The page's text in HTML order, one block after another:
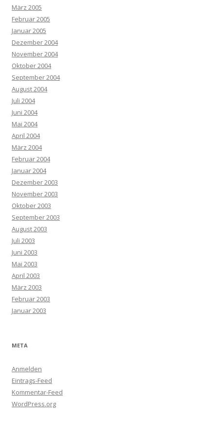
März 2005
Februar 2005
Januar 2005
Dezember 2004
November 2004
Oktober 2004
September 2004
August 2004
Juli 2004
Juni 2004
Mai 2004
April 2004
März 2004
Februar 2004
Januar 2004
Dezember 2003
November 2003
Oktober 2003
September 2003
August 2003
Juli 2003
Juni 2003
Mai 2003
April 2003
März 2003
Februar 2003
Januar 2003
META
Anmelden
Eintrags-Feed
Kommentar-Feed
WordPress.org